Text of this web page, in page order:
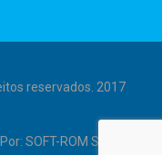
reservados. 2017
SOFT-ROM Sistemas